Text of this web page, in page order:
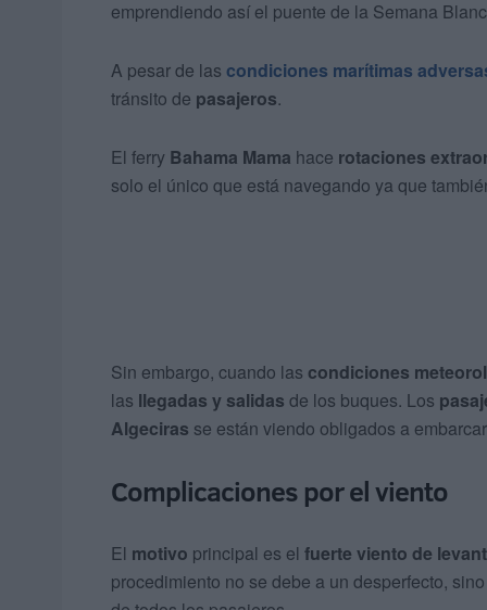
emprendiendo así el puente de la Semana
A pesar de las condiciones marítimas
tránsito de pasajeros.
El ferry Bahama Mama hace rotaciones
solo el único que está navegando ya que
Sin embargo, cuando las condiciones
las llegadas y salidas de los buques. Los
Algeciras se están viendo obligados a
Complicaciones por el viento
El motivo principal es el fuerte viento de
procedimiento no se debe a un desperfecto,